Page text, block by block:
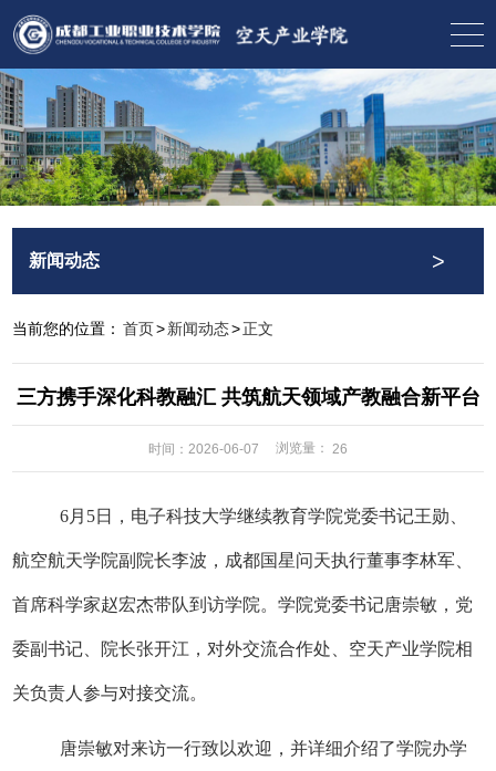
新闻动态 >
当前您的位置： 首页>新闻动态>正文
三方携手深化科教融汇 共筑航天领域产教融合新平台
时间：2026-06-07 浏览量： 26
6月 5日，电子科技大学继续教育学院党委书记王勋、
航空航天学院副院长李波，成都国星问天执行董事李林军、
首席科学家赵宏杰带队到访学院。学院党委书记唐崇敏，党
委副书记、院长张开江，对外交流合作处、空天产业学院相
关负责人参与对接交流。
唐崇敏对来访一行致以欢迎，并详细介绍了学院办学